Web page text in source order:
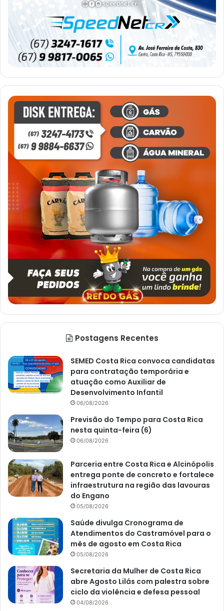
Postagens Recentes
SEMED Costa Rica convoca candidatas
para contratação temporária e
atuação como Auxiliar de
Desenvolvimento Infantil
06/08/2026
Previsão do Tempo para Costa Rica
nesta quinta-feira (6)
06/08/2026
Parceria entre Costa Rica e Alcinópolis
entrega ponte de concreto e fortalece
infraestrutura na região das lavouras
do Engano
05/08/2026
Saúde divulga Cronograma de
Atendimentos do Castramóvel para o
mês de agosto em Costa Rica
05/08/2026
Secretaria da Mulher de Costa Rica
abre Agosto Lilás com palestra sobre
ciclo da violência e defesa pessoal
04/08/2026